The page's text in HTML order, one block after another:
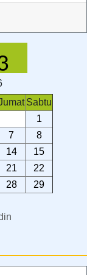
Sabtu
1
7
8
14
15
21
22
28
29